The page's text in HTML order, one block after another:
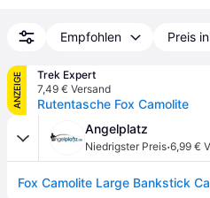
Empfohlen Preis
ANZEIGE
Trek Expert
7,49 € Versand
Rutentasche Fox Camolite
Angelplatz
Niedrigster Preis·6,99 €
Fox Camolite Large Bankstick